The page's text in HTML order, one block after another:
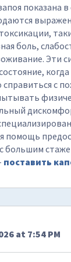
показана в
боль,
Эти
с
помощь
большим
поставить
at 7:54 PM